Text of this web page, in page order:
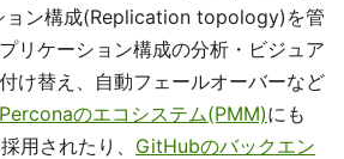
ョン構成(Replication topology)を管
リケーション構成の分析・ビジュア
け替え、自動フェールオーバーなど
Perconaのエコシステム(PMM)にも
用されたり、 GitHubのバックエン